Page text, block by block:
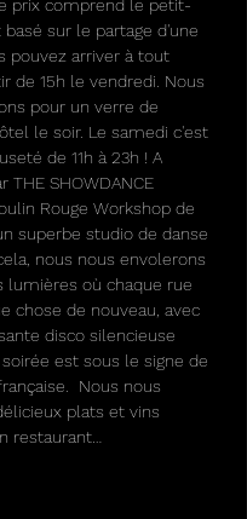
prix comprend le petit-
sur le partage d'une
pouvez arriver à tout
de 15h le vendredi. Nous
pour un verre de
le soir. Le samedi c'est
de 11h à 23h ! A
SHOWDANCE
Rouge Workshop de
superbe studio de danse
nous nous envolerons
lumières où chaque rue
chose de nouveau, avec
disco silencieuse
soirée est sous le signe de
Nous nous
plats et vins
restaurant…